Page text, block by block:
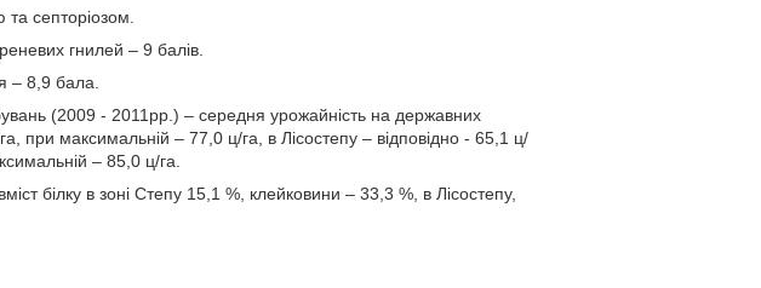
септоріозом.
гнилей – 9 балів.
– 8,9 бала.
(2009 - 2011рр.) – середня урожайність на державних
при максимальній – 77,0 ц/га, в Лісостепу – відповідно - 65,1 ц/
– 85,0 ц/га.
білку в зоні Степу 15,1 %, клейковини – 33,3 %, в Лісостепу,